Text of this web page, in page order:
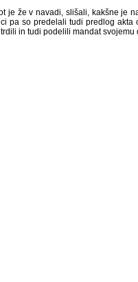
je že v navadi, slišali, kakšne je
pa so predelali tudi predlog akta
in tudi podelili mandat